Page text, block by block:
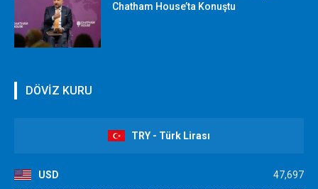
Chatham House’ta Konuştu
DÖVİZ KURU
TRY - Türk Lirası
USD 47,697